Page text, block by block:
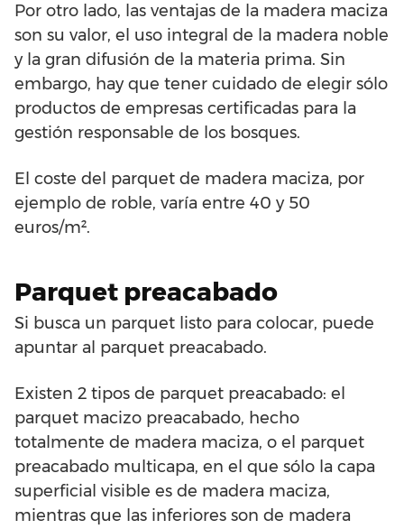
Por otro lado, las ventajas de la madera maciza
son su valor, el uso integral de la madera noble
y la gran difusión de la materia prima. Sin
embargo, hay que tener cuidado de elegir sólo
productos de empresas certificadas para la
gestión responsable de los bosques.
El coste del parquet de madera maciza, por
ejemplo de roble, varía entre 40 y 50
euros/m².
Parquet preacabado
Si busca un parquet listo para colocar, puede
apuntar al parquet preacabado.
Existen 2 tipos de parquet preacabado: el
parquet macizo preacabado, hecho
totalmente de madera maciza, o el parquet
preacabado multicapa, en el que sólo la capa
superficial visible es de madera maciza,
mientras que las inferiores son de madera